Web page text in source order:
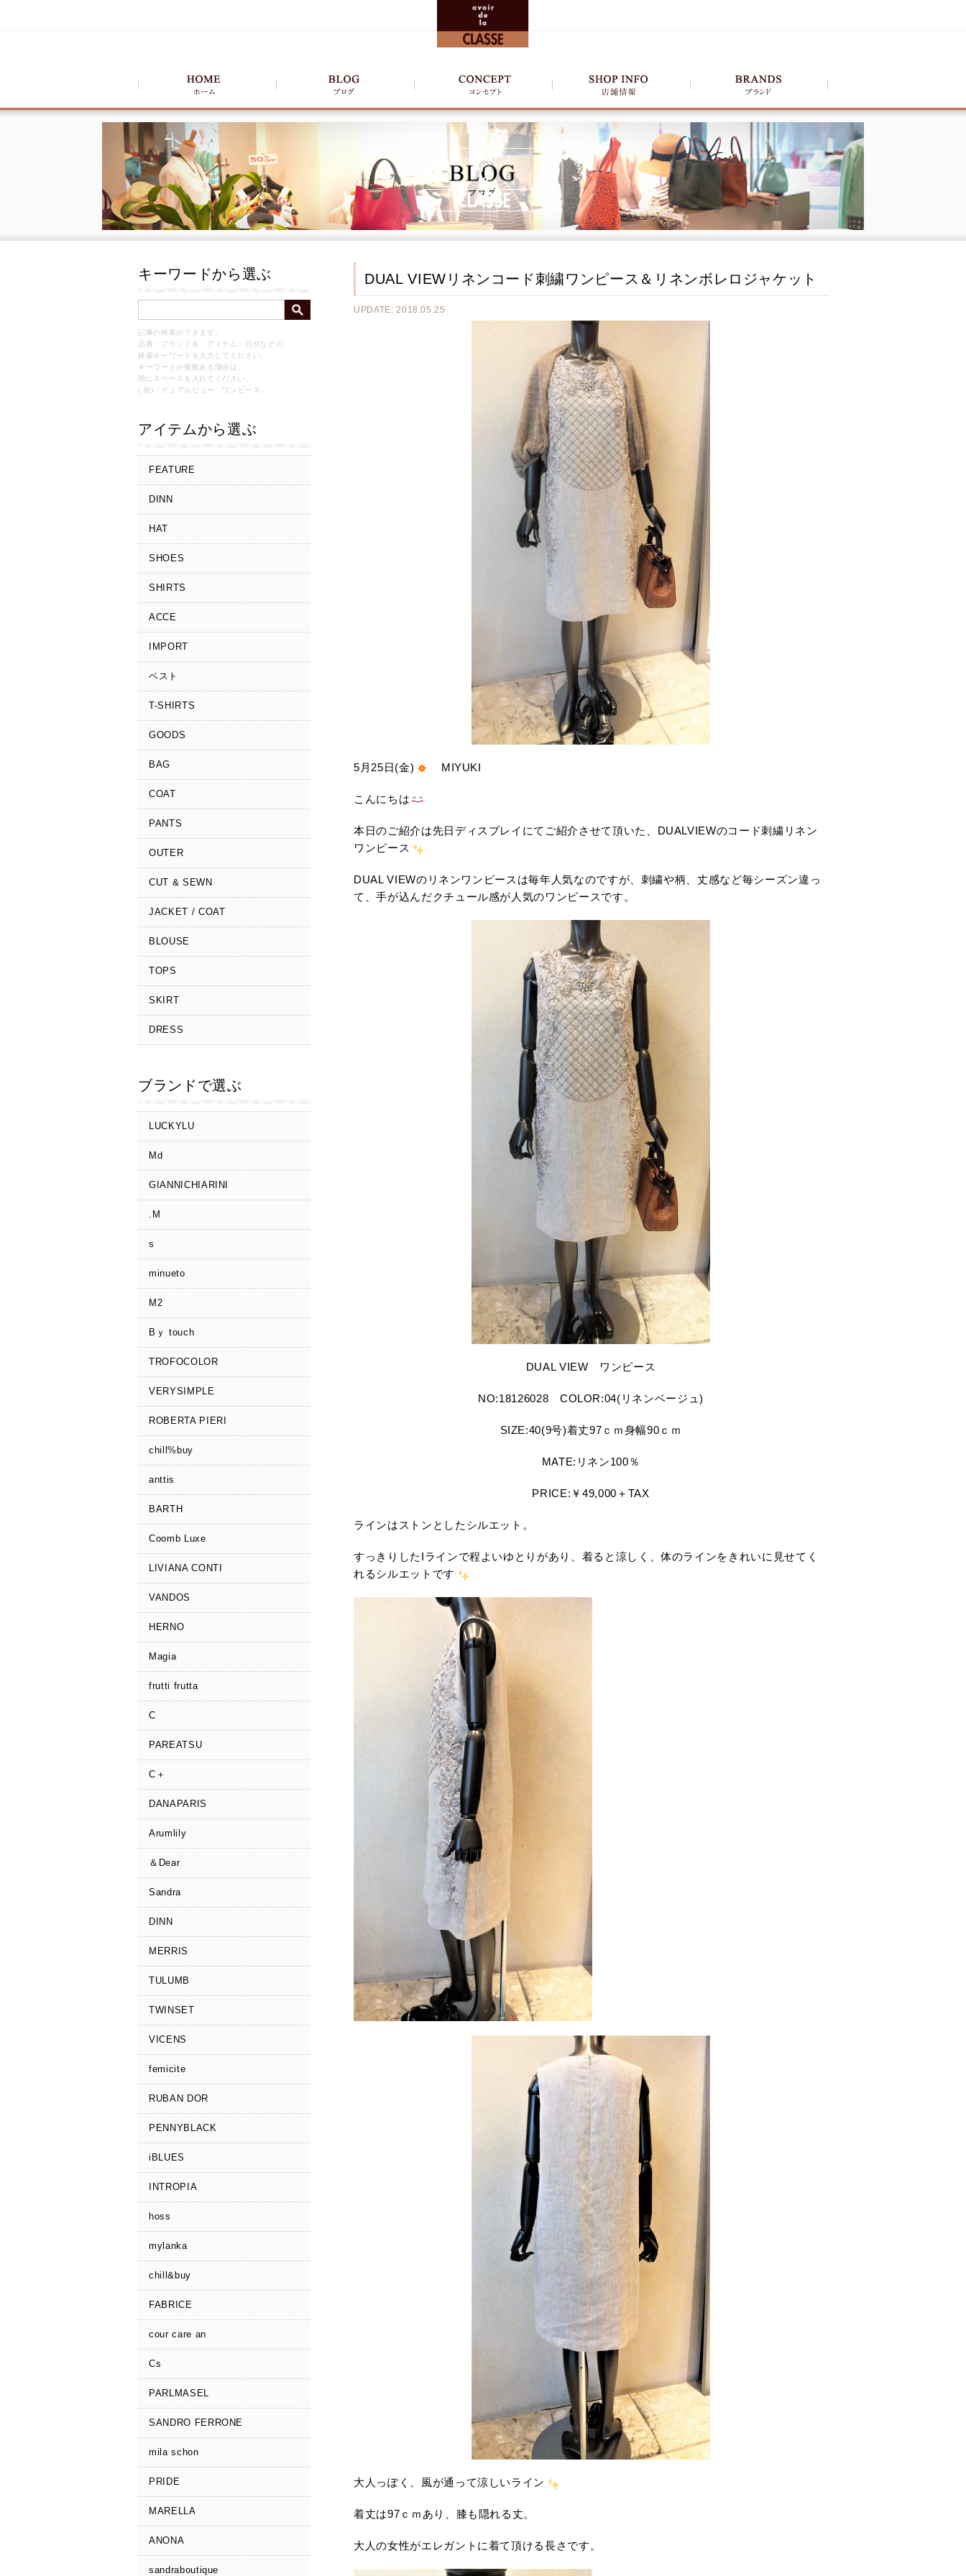
キーワードから選ぶ
記事の検索ができます。
品番・ブランド名・アイテム・日付などの
検索キーワードを入力してください。
キーワードが複数ある場合は、
間にスペースを入れてください。
( 例)「デュアルビュー ワンピース」
アイテムから選ぶ
FEATURE
DINN
HAT
SHOES
SHIRTS
ACCE
IMPORT
ベスト
T-SHIRTS
GOODS
BAG
COAT
PANTS
OUTER
CUT & SEWN
JACKET / COAT
BLOUSE
TOPS
SKIRT
DRESS
ブランドで選ぶ
LUCKYLU
Md
GIANNICHIARINI
.M
s
minueto
M2
Bｙ touch
TROFOCOLOR
VERYSIMPLE
ROBERTA PIERI
chill%buy
anttis
BARTH
Coomb Luxe
LIVIANA CONTI
VANDOS
HERNO
Magia
frutti frutta
C
PAREATSU
C＋
DANAPARIS
Arumlily
＆Dear
Sandra
DINN
MERRIS
TULUMB
TWINSET
VICENS
femicite
RUBAN DOR
PENNYBLACK
iBLUES
INTROPIA
hoss
mylanka
chill&buy
FABRICE
cour care an
Cs
PARLMASEL
SANDRO FERRONE
mila schon
PRIDE
MARELLA
ANONA
sandraboutique
DUAL VIEWリネンコード刺繍ワンピース＆リネンボレロジャケット
UPDATE: 2018.05.25
5月25日(金) MIYUKI
こんにちは
本日のご紹介は先日ディスプレイにてご紹介させて頂いた、DUALVIEWのコード刺繍リネン
ワンピース
DUAL VIEWのリネンワンピースは毎年人気なのですが、刺繍や柄、丈感など毎シーズン違っ
て、手が込んだクチュール感が人気のワンピースです。
DUAL VIEW ワンピース
NO:18126028 COLOR:04(リネンベージュ)
SIZE:40(9号)着丈97ｃｍ身幅90ｃｍ
MATE:リネン100％
PRICE:￥49,000＋TAX
ラインはストンとしたシルエット。
すっきりしたIラインで程よいゆとりがあり、着ると涼しく、体のラインをきれいに見せてく
れるシルエットです
大人っぽく、風が通って涼しいライン
着丈は97ｃｍあり、膝も隠れる丈。
大人の女性がエレガントに着て頂ける長さです。